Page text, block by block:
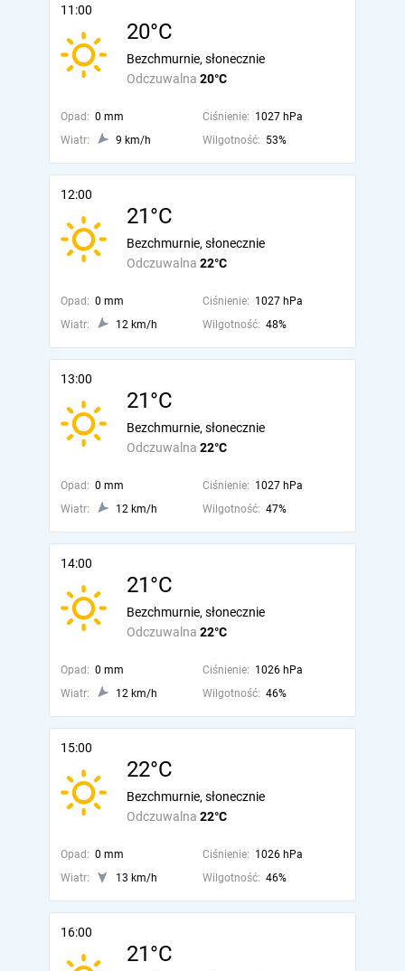
11:00
20°C
Odczuwalna 20°C
Bezchmurnie, słonecznie
Opad: 0 mm Ciśnienie: 1027 hPa
Wiatr:
9 km/h Wilgotność: 53%
12:00
21°C
Odczuwalna 22°C
Bezchmurnie, słonecznie
Opad: 0 mm Ciśnienie: 1027 hPa
Wiatr:
12 km/h Wilgotność: 48%
13:00
21°C
Odczuwalna 22°C
Bezchmurnie, słonecznie
Opad: 0 mm Ciśnienie: 1027 hPa
Wiatr:
12 km/h Wilgotność: 47%
14:00
21°C
Odczuwalna 22°C
Bezchmurnie, słonecznie
Opad: 0 mm Ciśnienie: 1026 hPa
Wiatr:
12 km/h Wilgotność: 46%
15:00
22°C
Odczuwalna 22°C
Bezchmurnie, słonecznie
Opad: 0 mm Ciśnienie: 1026 hPa
Wiatr:
13 km/h Wilgotność: 46%
16:00
21°C